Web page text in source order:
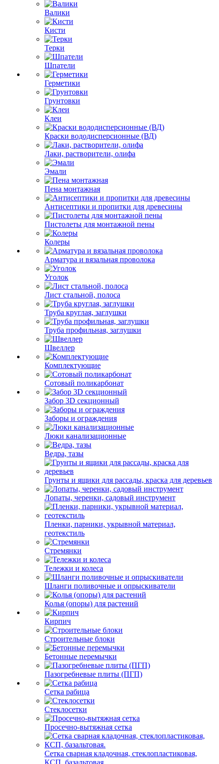
Валики
Кисти
Терки
Шпатели
Герметики
Грунтовки
Клеи
Краски вододисперсионные (ВД)
Лаки, растворители, олифа
Эмали
Пена монтажная
Антисептики и пропитки для древесины
Пистолеты для монтажной пены
Колеры
Арматура и вязальная проволока
Уголок
Лист стальной, полоса
Труба круглая, заглушки
Труба профильная, заглушки
Швеллер
Комплектующие
Сотовый поликарбонат
Забор 3D секционный
Заборы и ограждения
Люки канализационные
Ведра, тазы
Грунты и ящики для рассады, краска для деревьев
Лопаты, черенки, садовый инструмент
Пленки, парники, укрывной материал,
геотекстиль
Стремянки
Тележки и колеса
Шланги поливочные и опрыскиватели
Колья (опоры) для растений
Кирпич
Строительные блоки
Бетонные перемычки
Пазогребневые плиты (ПГП)
Сетка рабица
Стеклосетки
Просечно-вытяжная сетка
Сетка сварная кладочная, стеклопластиковая,
КСП, базальтовая.